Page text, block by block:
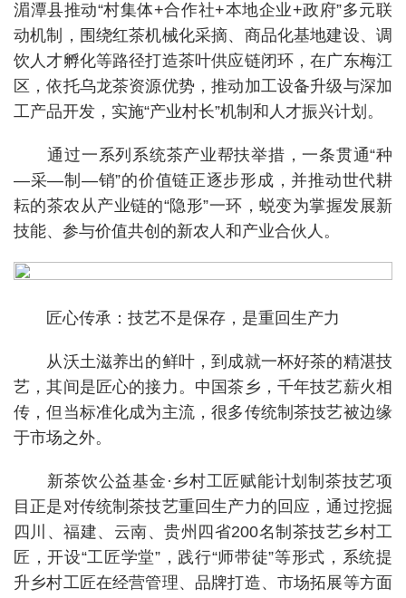
湄潭县推动“村集体+合作社+本地企业+政府”多元联
动机制，围绕红茶机械化采摘、商品化基地建设、调
饮人才孵化等路径打造茶叶供应链闭环，在广东梅江
区，依托乌龙茶资源优势，推动加工设备升级与深加
工产品开发，实施“产业村长”机制和人才振兴计划。
通过一系列系统茶产业帮扶举措，一条贯通“种
—采—制—销”的价值链正逐步形成，并推动世代耕
耘的茶农从产业链的“隐形”一环，蜕变为掌握发展新
技能、参与价值共创的新农人和产业合伙人。
匠心传承：技艺不是保存，是重回生产力
从沃土滋养出的鲜叶，到成就一杯好茶的精湛技
艺，其间是匠心的接力。中国茶乡，千年技艺薪火相
传，但当标准化成为主流，很多传统制茶技艺被边缘
于市场之外。
新茶饮公益基金·乡村工匠赋能计划制茶技艺项
目正是对传统制茶技艺重回生产力的回应，通过挖掘
四川、福建、云南、贵州四省200名制茶技艺乡村工
匠，开设“工匠学堂”，践行“师带徒”等形式，系统提
升乡村工匠在经营管理、品牌打造、市场拓展等方面